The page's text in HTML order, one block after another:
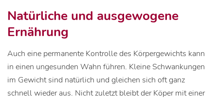
Natürliche und ausgewogene
Ernährung
Auch eine permanente Kontrolle des Körpergewichts kann
in einen ungesunden Wahn führen. Kleine Schwankungen
im Gewicht sind natürlich und gleichen sich oft ganz
schnell wieder aus. Nicht zuletzt bleibt der Köper mit einer